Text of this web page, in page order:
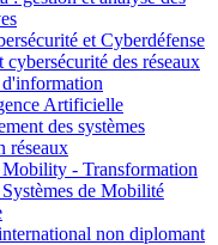
et Cyberdéfense
des réseaux
d'information
Artificielle
des systèmes
réseaux
- Transformation
de Mobilité
non diplomant